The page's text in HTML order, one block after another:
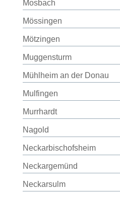
Mosbach
Mössingen
Mötzingen
Muggensturm
Mühlheim an der Donau
Mulfingen
Murrhardt
Nagold
Neckarbischofsheim
Neckargemünd
Neckarsulm